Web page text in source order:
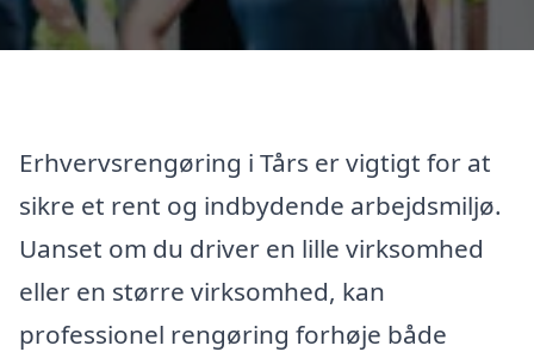
Erhvervsrengøring i Tårs er vigtigt for at
sikre et rent og indbydende arbejdsmiljø.
Uanset om du driver en lille virksomhed
eller en større virksomhed, kan
professionel rengøring forhøje både